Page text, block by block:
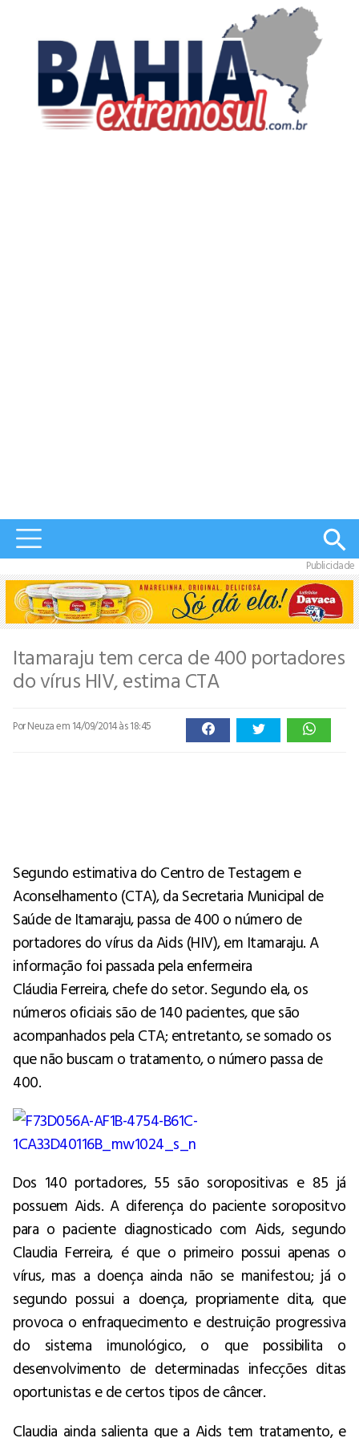
Publicidade
Itamaraju tem cerca de 400 portadores
do vírus HIV, estima CTA
Por Neuzaem 14/09/2014 às 18:45
Segundo estimativa do Centro de Testagem e
Aconselhamento (CTA), da Secretaria Municipal de
Saúde de Itamaraju, passa de 400 o número de
portadores do vírus da Aids (HIV), em Itamaraju. A
informação foi passada pela enfermeira
Cláudia Ferreira, chefe do setor. Segundo ela, os
números oficiais são de 140 pacientes, que são
acompanhados pela CTA; entretanto, se somado os
que não buscam o tratamento, o número passa de
400.
Dos 140 portadores, 55 são soropositivas e 85 já
possuem Aids. A diferença do paciente soropositvo
para o paciente diagnosticado com Aids, segundo
Claudia Ferreira, é que o primeiro possui apenas o
vírus, mas a doença ainda não se manifestou; já o
segundo possui a doença, propriamente dita, que
provoca o enfraquecimento e destruição progressiva
do sistema imunológico, o que possibilita o
desenvolvimento de determinadas infecções ditas
oportunistas e de certos tipos de câncer.
Claudia ainda salienta que a Aids tem tratamento, e